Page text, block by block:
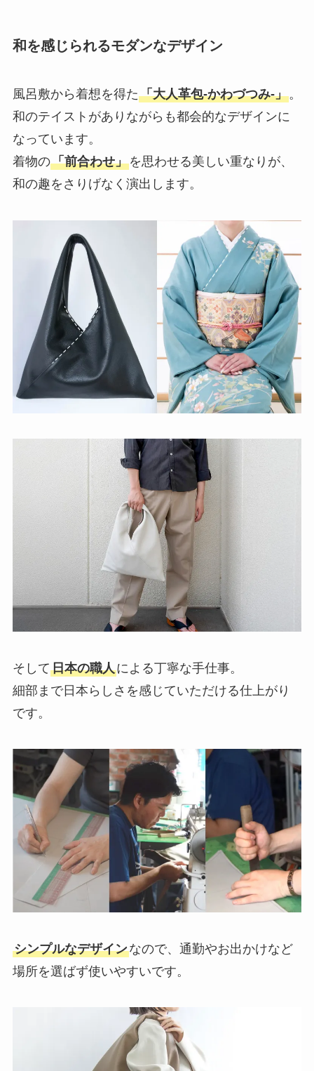
和を感じられるモダンなデザイン
風呂敷から着想を得た「大人革包-かわづつみ-」。
和のテイストがありながらも都会的なデザインに
なっています。
着物の「前合わせ」を思わせる美しい重なりが、
和の趣をさりげなく演出します。
そして日本の職人による丁寧な手仕事。
細部まで日本らしさを感じていただける仕上がり
です。
シンプルなデザインなので、通勤やお出かけなど
場所を選ばず使いやすいです。